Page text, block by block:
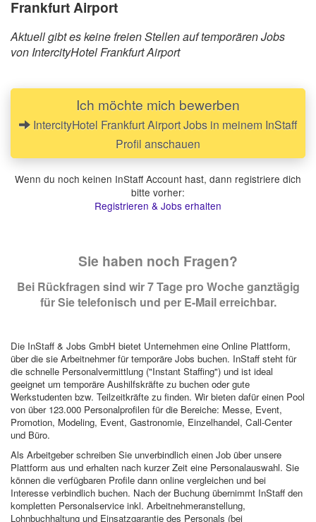
Frankfurt Airport
Aktuell gibt es keine freien Stellen auf temporären Jobs
von IntercityHotel Frankfurt Airport
Ich möchte mich bewerben
IntercityHotel Frankfurt Airport Jobs in meinem InStaff
Profil anschauen
Wenn du noch keinen InStaff Account hast, dann registriere dich
bitte vorher:
Registrieren & Jobs erhalten
Sie haben noch Fragen?
Bei Rückfragen sind wir 7 Tage pro Woche ganztägig
für Sie telefonisch und per E-Mail erreichbar.
Die InStaff & Jobs GmbH bietet Unternehmen eine Online Plattform,
über die sie Arbeitnehmer für temporäre Jobs buchen. InStaff steht für
die schnelle Personalvermittlung ("Instant Staffing") und ist ideal
geeignet um temporäre Aushilfskräfte zu buchen oder gute
Werkstudenten bzw. Teilzeitkräfte zu finden. Wir bieten dafür einen Pool
von über 123.000 Personalprofilen für die Bereiche: Messe, Event,
Promotion, Modeling, Event, Gastronomie, Einzelhandel, Call-Center
und Büro.
Als Arbeitgeber schreiben Sie unverbindlich einen Job über unsere
Plattform aus und erhalten nach kurzer Zeit eine Personalauswahl. Sie
können die verfügbaren Profile dann online vergleichen und bei
Interesse verbindlich buchen. Nach der Buchung übernimmt InStaff den
kompletten Personalservice inkl. Arbeitnehmeranstellung,
Lohnbuchhaltung und Einsatzgarantie des Personals (bei